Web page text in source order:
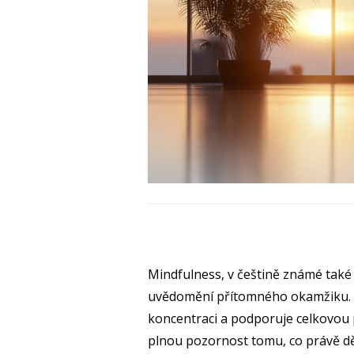
Mindfulness, v češtině známé
uvědomění přítomného
koncentraci a podporuje
plnou pozornost tomu, co právě